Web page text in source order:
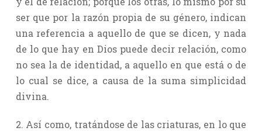
ser que por la razón propia de su género, indican
una referencia a aquello de que se dicen, y nada
de lo que hay en Dios puede decir relación, como
no sea la de identidad, a aquello en que está o de
lo cual se dice, a causa de la suma simplicidad
divina.
2. Así como, tratándose de las criaturas, en lo que